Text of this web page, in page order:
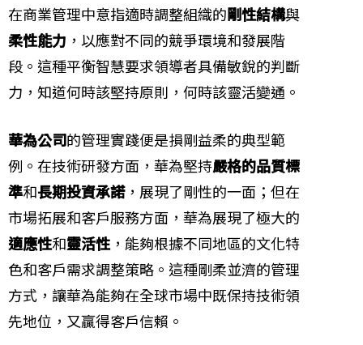
在商業管理中意指適時調整組織的剛性結構與
柔性能力 ，以應對不同的競爭環境和發展階
段。這種平衡智慧要求領導者具備敏銳的判斷
力，知道何時該堅持原則，何時該靈活變通。
華為公司的管理實踐便是損剛益柔的典型範
例。在技術研發方面，華為堅持嚴格的品質標
準和長期投資承諾，展現了剛性的一面；但在
市場拓展和客戶服務方面，華為展現了極大的
適應性和靈活性，能夠根據不同地區的文化特
色和客戶需求調整策略。這種剛柔並濟的管理
方式，讓華為能夠在全球市場中既保持技術領
先地位，又贏得客戶信賴。